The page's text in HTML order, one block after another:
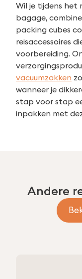
Wil je tijdens het
bagage,
packing cubes
reisaccessoires
voorbereiding.
vacuumzakken
wanneer je
stap voor stap
inpakken met
Andere